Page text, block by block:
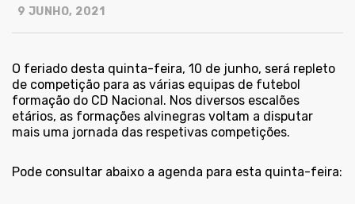
9 JUNHO, 2021
O feriado desta quinta-feira, 10 de junho, será repleto
de competição para as várias equipas de futebol
formação do CD Nacional. Nos diversos escalões
etários, as formações alvinegras voltam a disputar
mais uma jornada das respetivas competições.
Pode consultar abaixo a agenda para esta quinta-feira: